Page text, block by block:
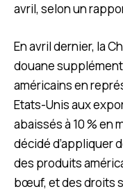
avril, selon un
En avril dernier, la
douane
américains en
Etats-Unis aux
abaissés à 10 % en
décidé d’appliquer
des produits
bœuf, et des droits